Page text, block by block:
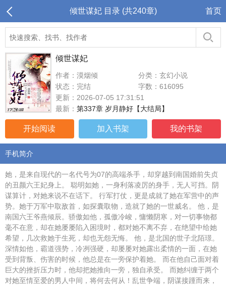
倾世谋妃 目录 (共240章) 首页
倾世谋妃
作者：漠烟倾
分类：玄幻小说
状态：完结
字数：616095
更新：2026-07-05 17:31:51
最新： 第337章 岁月静好【大结局】
开始阅读 加入书架 我的书架
手机简介
她，是来自现代的一名代号为07的高端杀手，却穿越到南国婚前失贞
的丑颜六王妃身上。 聪明如她，一身利落凌厉的身手，无人可挡。阴
谋算计，对她来说不在话下。 行军打仗，更是成就了她在军营中的声
势。她于万军中取敌首，如探囊取物，造就了她的一世威名。 他，是
南国六王爷燕倾辰。骄傲如他，孤傲冷峻，慵懒阴寒，对一切事物都
毫不在意，却在她屡屡陷入困境时，都对她不离不弃，在绝望中给她
希望，几次救她于生死，却也无怨无悔。 他，是北国的世子北陌璟。
深情如他，霸道强势，冷冽强硬，却屡屡对她露出柔情的一面，在她
受到背叛、伤害的时候，他总是在一旁保护着她。 而在他自己面对着
巨大的挫折压力时，他却把她推向一旁，独自承受。 而她纠缠于两个
对她至情至爱的男人中间，将何去何从！乱世争端，阴谋接踵而来，